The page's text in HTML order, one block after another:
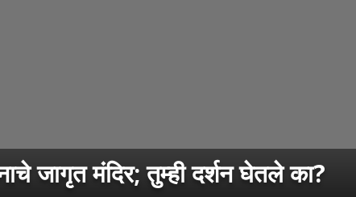
जागृत मंदिर; तुम्ही दर्शन घेतले का?